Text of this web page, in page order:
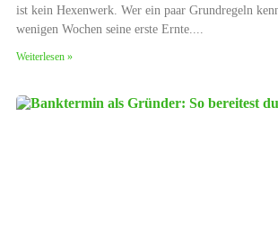
ist kein Hexenwerk. Wer ein paar Grundregeln
wenigen Wochen seine erste Ernte.
Weiterlesen »